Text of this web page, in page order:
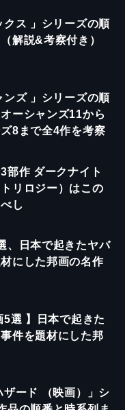
クス 」シリーズの順
解説&考察付き）
ンズ 」シリーズの順
ーシャンズ11から
8まで全4作を考察
部作 ダークナイト
リロジー）はこの
し
、日本で起きたヤバ
にした邦画の名作
5選 】日本で起きた
件を題材にした邦
ザード （映画）」シ